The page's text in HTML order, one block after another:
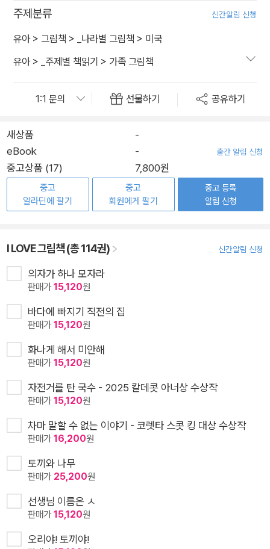
주제분류 신간알림 신청
유아> 그림책 > _나라별 그림책 > 미국
유아> _주제별 책읽기 > 가족 그림책
선물하기 공유하기
새상품
-
eBook
- 출간 알림 신청
중고상품 (17) 7,800원
중고
알라딘에 팔기
중고
회원에게 팔기
중고 등록
알림 신청
I LOVE 그림책 (총 114권) 신간알림 신청
의자가 하나 모자라
판매가15,120원
바다에 빠지기 직전의 집
판매가15,120원
화나게 해서 미안해
판매가15,120원
자전거를 탄 국수 - 2025 칼데콧 아너상 수상작
판매가15,120원
차마 말할 수 없는 이야기 - 코렛타 스콧 킹 대상 수상작
판매가16,200원
토끼와 나무
판매가 25,200원
선생님 이름은 ㅅ
판매가15,120원
오리야! 토끼야!